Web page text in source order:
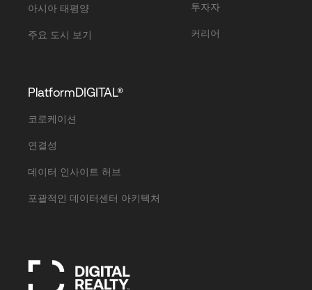
아시아 태평양
주요 도시 보기
투자자
커리어
PlatformDIGITAL®
코로케이션
연결성
데이터 인사이트 허브
포괄적인 데이터센터 아키텍처